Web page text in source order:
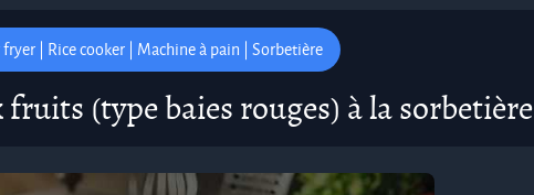
| Rice cooker | Machine à pain | Sorbetière
fruits (type baies rouges) à la sorbetière